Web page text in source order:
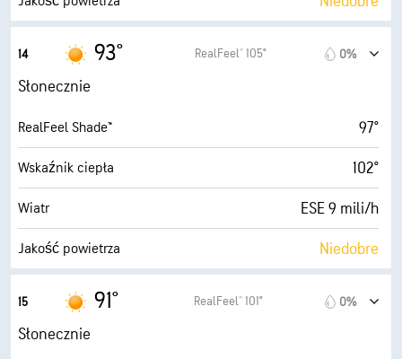
Maksymalny wskaźnik UV
Porywy wiatru
Wilgotność 56%
Punkt rosy 73° F
AccuLumen Brightness Index™ 10 (B. jasne)
Zachmurzenie 1%
14 93° RealFeel® 105° 0%
Słonecznie
RealFeel Shade™ 97°
Wskaźnik ciepła 102°
Wiatr ESE 9 mili/h
Jakość powietrza Niedobre
Maksymalny wskaźnik UV
Porywy wiatru
15 91° RealFeel® 101° 0%
Słonecznie